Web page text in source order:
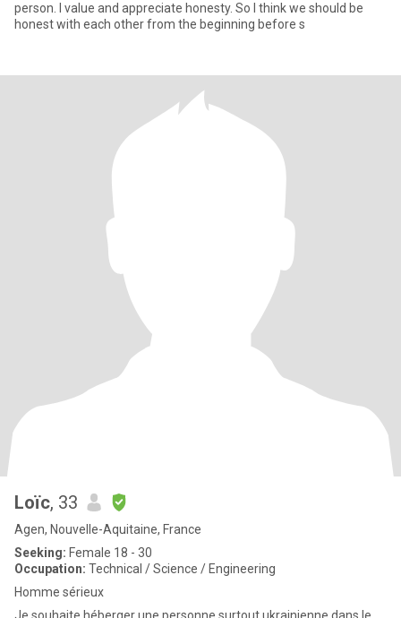
person. I value and appreciate honesty. So I think we should be
honest with each other from the beginning before s
Loïc, 33
Agen, Nouvelle-Aquitaine, France
Seeking: Female 18 - 30
Occupation: Technical / Science / Engineering
Homme sérieux